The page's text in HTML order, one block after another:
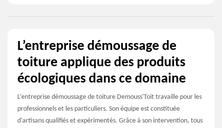
L’entreprise démoussage de
toiture applique des produits
écologiques dans ce domaine
L’entreprise démoussage de toiture Demouss'Toit travaille pour les
professionnels et les particuliers. Son équipe est constituée
d'artisans qualifiés et expérimentés. Grâce à son intervention, tous